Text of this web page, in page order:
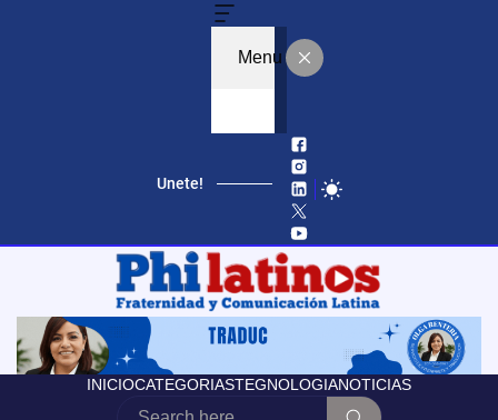
Menu
Unete!
INICIOCATEGORIASTEGNOLOGIANOTICIAS